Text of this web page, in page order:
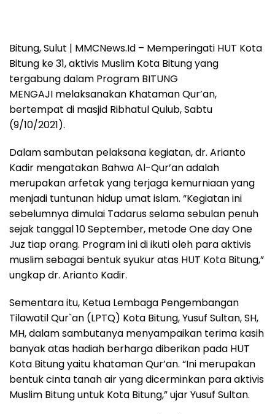
Bitung, Sulut | MMCNews.Id – Memperingati HUT Kota
Bitung ke 31, aktivis Muslim Kota Bitung yang
tergabung dalam Program BITUNG
MENGAJI melaksanakan Khataman Qur’an,
bertempat di masjid Ribhatul Qulub, Sabtu
(9/10/2021).
Dalam sambutan pelaksana kegiatan, dr. Arianto
Kadir mengatakan Bahwa Al-Qur’an adalah
merupakan arfetak yang terjaga kemurniaan yang
menjadi tuntunan hidup umat islam. “Kegiatan ini
sebelumnya dimulai Tadarus selama sebulan penuh
sejak tanggal 10 September, metode One day One
Juz tiap orang. Program ini di ikuti oleh para aktivis
muslim sebagai bentuk syukur atas HUT Kota Bitung,”
ungkap dr. Arianto Kadir.
Sementara itu, Ketua Lembaga Pengembangan
Tilawatil Qur`an (LPTQ) Kota Bitung, Yusuf Sultan, SH,
MH, dalam sambutanya menyampaikan terima kasih
banyak atas hadiah berharga diberikan pada HUT
Kota Bitung yaitu khataman Qur’an. “Ini merupakan
bentuk cinta tanah air yang dicerminkan para aktivis
Muslim Bitung untuk Kota Bitung,” ujar Yusuf Sultan.